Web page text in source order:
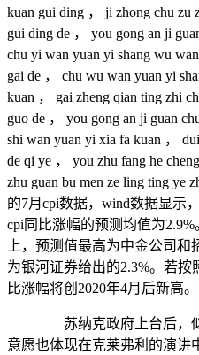
kuan gui ding ， ji zhong chu zu
gui ding de ， you gong an ji
chu yi wan yuan yi shang wu
gai de ， chu wu wan yuan yi
kuan ， gai zheng qian ting zhi
guo de ， you gong an ji guan
shi wan yuan yi xia fa kuan ，
de qi ye ， you zhu fang he
zhu guan bu men ze ling ting
的7月cpi数据，wind数据显示
cpi同比涨幅的预测均值为
上，预测值最高为中金公司
为银河证券给出的2.3%。若按
比涨幅将创2020年4月后新高。
苏纳克政府上台后，似
意愿也体现在克莱弗利的演讲